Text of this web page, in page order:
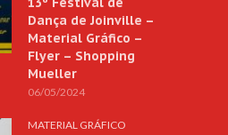
Dança de Joinville –
Material Gráfico –
Flyer – Shopping
Mueller
06/05/2024
MATERIAL GRÁFICO